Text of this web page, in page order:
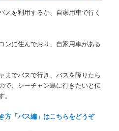
スを利用するか、自家用車で行く
ンに住んでおり、自家用車がある
までバスで行き、バスを降りたら
で、シーチャン島に行きたいと伝
方「バス編」はこちらをどうぞ